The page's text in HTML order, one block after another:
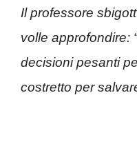
Il professore
volle approfondire:
decisioni pesanti
costretto per